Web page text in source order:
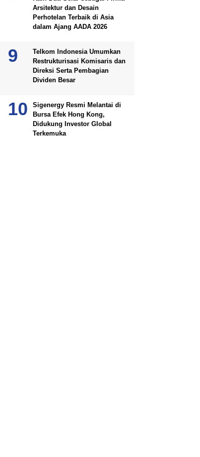
Arsitektur dan Desain
Perhotelan Terbaik di Asia
dalam Ajang AADA 2026
Telkom Indonesia Umumkan
Restrukturisasi Komisaris dan
Direksi Serta Pembagian
Dividen Besar
Sigenergy Resmi Melantai di
Bursa Efek Hong Kong,
Didukung Investor Global
Terkemuka